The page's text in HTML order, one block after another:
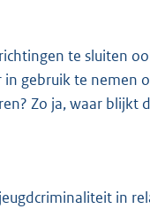
b
te sluiten
gebruik te nemen
Zo ja, waar blijkt
in